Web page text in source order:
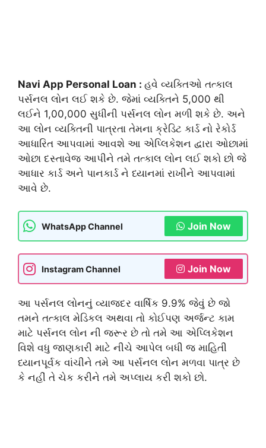
Navi App Personal Loan : હવે વ્યક્તિઓ તત્કાલ
પર્સનલ લોન લઈ શકે છે. જેમાં વ્યક્તિને 5,000 થી
લઈને 1,00,000 સુધીની પર્સનલ લોન મળી શકે છે. અને
આ લોન વ્યક્તિની પાત્રતા તેમના ક્રેડિટ કાર્ડ નો રેકોર્ડ
આધારિત આપવામાં આવશે આ એપ્લિકેશન દ્વારા ઓછામાં
ઓછા દસ્તાવેજ આપીને તમે તત્કાલ લોન લઈ શકો છો જે
આધાર કાર્ડ અને પાનકાર્ડ ને ધ્યાનમાં રાખીને આપવામાં
આવે છે.
WhatsApp Channel Join Now
Instagram Channel Join Now
આ પર્સનલ લોનનું વ્યાજદર વાર્ષિક 9.9% જેવું છે જો
તમને તત્કાલ મેડિકલ અથવા તો કોઈપણ અર્જન્ટ કામ
માટે પર્સનલ લોન ની જરૂર છે તો તમે આ એપ્લિકેશન
વિશે વધુ જાણકારી માટે નીચે આપેલ બધી જ માહિતી
ધ્યાનપૂર્વક વાંચીને તમે આ પર્સનલ લોન મળવા પાત્ર છે
કે નહીં તે ચેક કરીને તમે અપ્લાય કરી શકો છો.